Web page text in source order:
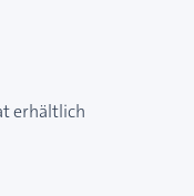
erhältlich